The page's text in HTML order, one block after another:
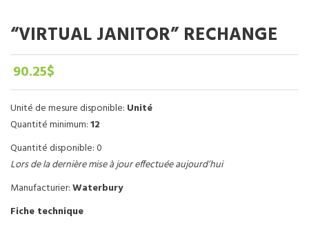
“VIRTUAL JANITOR” RECHANGE
90.25$
Unité de mesure disponible: Unité
Quantité minimum:12
Quantité disponible: 0
Lors de la dernière mise à jour effectuée aujourd’hui
Manufacturier:Waterbury
Fiche technique